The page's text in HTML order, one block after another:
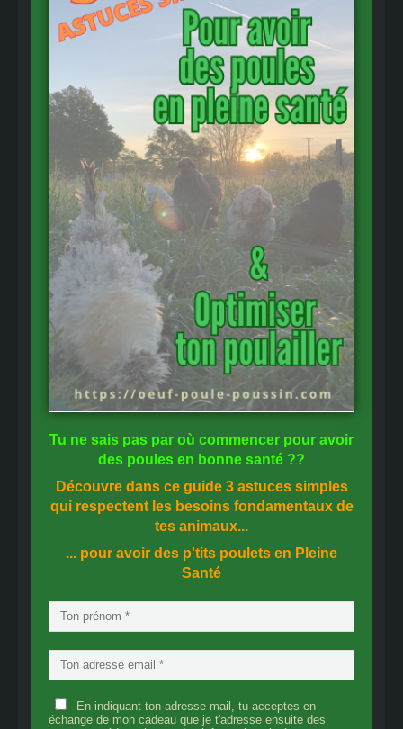
Tu ne sais pas par où commencer pour avoir
des poules en bonne santé ??
Découvre dans ce guide 3 astuces simples
qui respectent les besoins fondamentaux de
tes animaux...
... pour avoir des p'tits poulets en Pleine
Santé
En indiquant ton adresse mail, tu acceptes en
échange de mon cadeau que je t'adresse ensuite des